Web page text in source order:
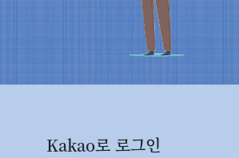
Kakao로 로그인